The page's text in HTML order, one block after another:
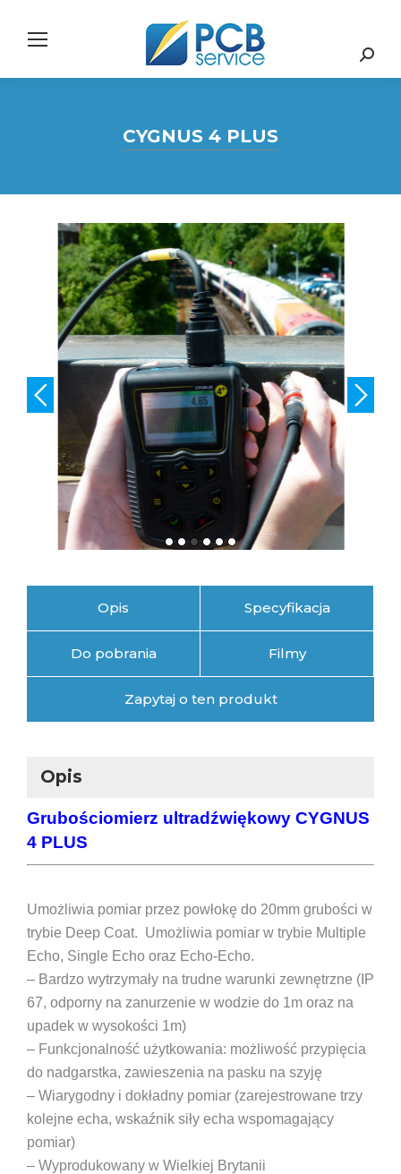
Search:
CYGNUS 4 PLUS
Opis Specyfikacja
Do pobrania Filmy
Zapytaj o ten produkt
Opis
Grubościomierz ultradźwiękowy CYGNUS
4 PLUS
Umożliwia pomiar przez powłokę do 20mm grubości w
trybie Deep Coat. Umożliwia pomiar w trybie Multiple
Echo, Single Echo oraz Echo-Echo.
– Bardzo wytrzymały na trudne warunki zewnętrzne (IP
67, odporny na zanurzenie w wodzie do 1m oraz na
upadek w wysokości 1m)
– Funkcjonalność użytkowania: możliwość przypięcia
do nadgarstka, zawieszenia na pasku na szyję
– Wiarygodny i dokładny pomiar (zarejestrowane trzy
kolejne echa, wskaźnik siły echa wspomagający
pomiar)
– Wyprodukowany w Wielkiej Brytanii